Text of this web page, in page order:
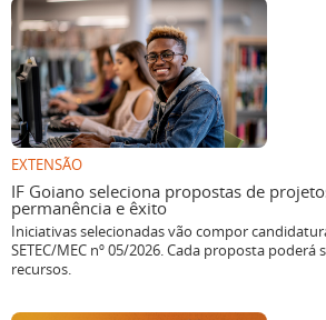
EXTENSÃO
IF Goiano seleciona propostas de
permanência e êxito
Iniciativas selecionadas vão compor
SETEC/MEC nº 05/2026. Cada proposta poderá
recursos.